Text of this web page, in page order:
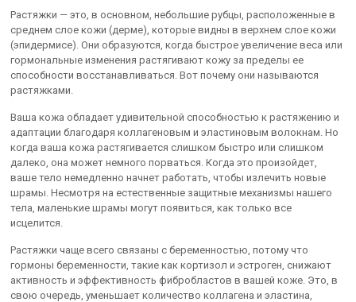
Растяжки — это, в основном, небольшие рубцы, расположенные в
среднем слое кожи (дерме), которые видны в верхнем слое кожи
(эпидермисе). Они образуются, когда быстрое увеличение веса или
гормональные изменения растягивают кожу за пределы ее
способности восстанавливаться. Вот почему они называются
растяжками.
Ваша кожа обладает удивительной способностью к растяжению и
адаптации благодаря коллагеновым и эластиновым волокнам. Но
когда ваша кожа растягивается слишком быстро или слишком
далеко, она может немного порваться. Когда это произойдет,
ваше тело немедленно начнет работать, чтобы излечить новые
шрамы. Несмотря на естественные защитные механизмы нашего
тела, маленькие шрамы могут появиться, как только все
исцелится.
Растяжки чаще всего связаны с беременностью, потому что
гормоны беременности, такие как кортизол и эстроген, снижают
активность и эффективность фибробластов в вашей коже. Это, в
свою очередь, уменьшает количество коллагена и эластина,